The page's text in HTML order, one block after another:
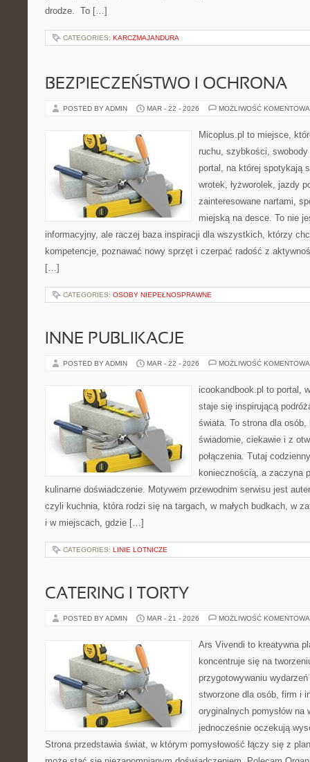
drodze. To […]
CATEGORIES: KARCZMAJANDURA
BEZPIECZEŃSTWO I OCHRONA
POSTED BY ADMIN MAR - 22 - 2026 MOŻLIWOŚĆ
Micoplus.pl to miejsce,
ruchu, szybkości,
portal, na której spotykają
wrotek, łyżworolek, jazdy
zainteresowane nartami,
miejską na desce. To nie
informacyjny, ale raczej baza inspiracji dla wszystkich, którzy
kompetencje, poznawać nowy sprzęt i czerpać radość z
[…]
CATEGORIES: OSOBY NIEPEŁNOSPRAWNE
INNE PUBLIKACJE
POSTED BY ADMIN MAR - 22 - 2026 MOŻLIWOŚĆ
icookandbook.pl to portal,
staje się inspirującą
świata. To strona dla
świadomie, ciekawie i z
połączenia. Tutaj
koniecznością, a zaczyna
kulinarne doświadczenie. Motywem przewodnim serwisu jest
czyli kuchnia, która rodzi się na targach, w małych budkach, w
i w miejscach, gdzie […]
CATEGORIES: LINIE LOTNICZE
CATERING I TORTY
POSTED BY ADMIN MAR - 21 - 2026 MOŻLIWOŚĆ
Ars Vivendi to kreatywna
koncentruje się na
przygotowywaniu
stworzone dla osób, firm i
oryginalnych pomysłów na
jednocześnie oczekują
Strona przedstawia świat, w którym pomysłowość łączy się z